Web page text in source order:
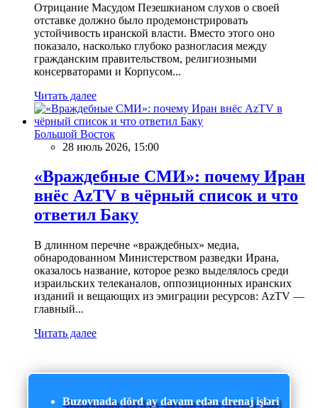
Отрицание Масудом Пезешкианом слухов о своей
отставке должно было продемонстрировать
устойчивость иранской власти. Вместо этого оно
показало, насколько глубоко разногласия между
гражданским правительством, религиозными
консерваторами и Корпусом...
Читать далее
Большой Восток
28 июль 2026, 15:00
«Враждебные СМИ»: почему Иран
внёс AzTV в чёрный список и что
ответил Баку
В длинном перечне «враждебных» медиа,
обнародованном Министерством разведки Ирана,
оказалось название, которое резко выделялось среди
израильских телеканалов, оппозиционных иранских
изданий и вещающих из эмиграции ресурсов: AzTV —
главный...
Читать далее
Buzovnada dörd ay davam edən drenaj işləri